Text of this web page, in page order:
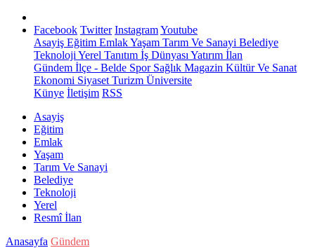
Facebook Twitter InstagramYoutube
Asayiş Eğitim EmlakYaşam Tarım Ve Sanayi Belediye
Teknoloji Yerel Tanıtım İş Dünyası Yatırım İlan
Gündem İlçe - Belde SporSağlık Magazin Kültür Ve Sanat
Ekonomi Siyaset Turizm Üniversite
Künye İletişim RSS
Asayiş
Eğitim
Emlak
Yaşam
Tarım Ve Sanayi
Belediye
Teknoloji
Yerel
Resmî İlan
Anasayfa Gündem